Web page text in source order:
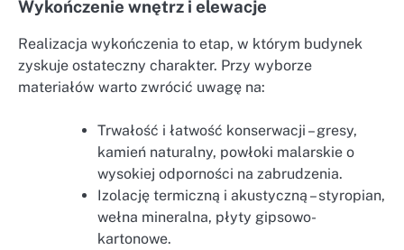
Wykończenie wnętrz i elewacje
Realizacja wykończenia to etap, w którym budynek
zyskuje ostateczny charakter. Przy wyborze
materiałów warto zwrócić uwagę na:
Trwałość i łatwość konserwacji – gresy,
kamień naturalny, powłoki malarskie o
wysokiej odporności na zabrudzenia.
Izolację termiczną i akustyczną – styropian,
wełna mineralna, płyty gipsowo-
kartonowe.